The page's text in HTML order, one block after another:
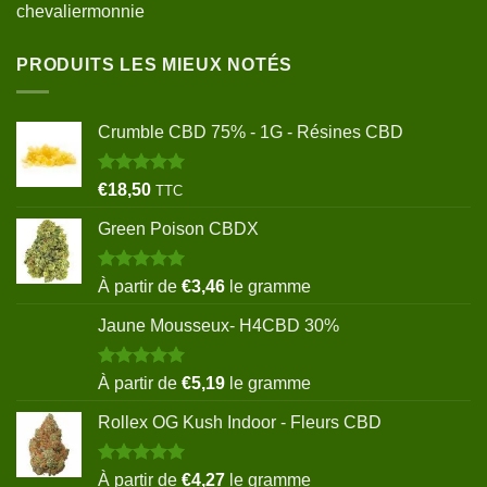
chevaliermonnie
PRODUITS LES MIEUX NOTÉS
Crumble CBD 75% - 1G - Résines CBD
Note5.00
€18,50 TTC
Green Poison CBDX
Note5.00
sur 5
À partir de €3,46 le gramme
Jaune Mousseux- H4CBD 30%
Note5.00
sur 5
À partir de €5,19 le gramme
Rollex OG Kush Indoor - Fleurs CBD
Note5.00
À partir de €4,27 le gramme